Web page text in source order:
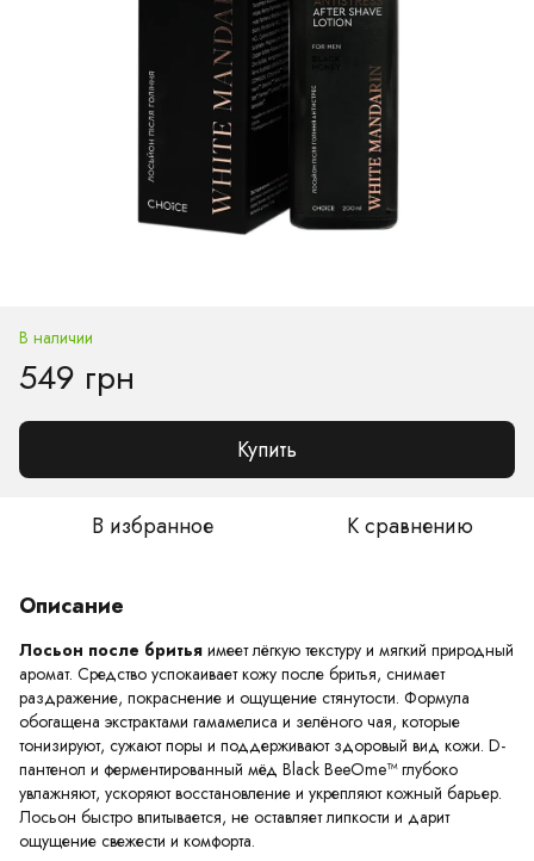
В наличии
549 грн
Купить
В избранное К сравнению
Описание
Лосьон после бритья имеет лёгкую текстуру и мягкий природный
аромат. Средство успокаивает кожу после бритья, снимает
раздражение, покраснение и ощущение стянутости. Формула
обогащена экстрактами гамамелиса и зелёного чая, которые
тонизируют, сужают поры и поддерживают здоровый вид кожи. D-
пантенол и ферментированный мёд Black BeeOme™ глубоко
увлажняют, ускоряют восстановление и укрепляют кожный барьер.
Лосьон быстро впитывается, не оставляет липкости и дарит
ощущение свежести и комфорта.